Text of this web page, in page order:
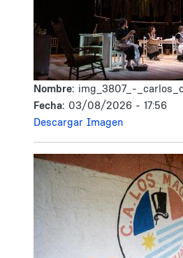
Nombre: img_3807_-
Fecha: 03/08/2026 - 17:56
Descargar Imagen